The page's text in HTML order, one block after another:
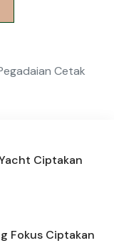
Cetak
Ciptakan
Fokus Ciptakan